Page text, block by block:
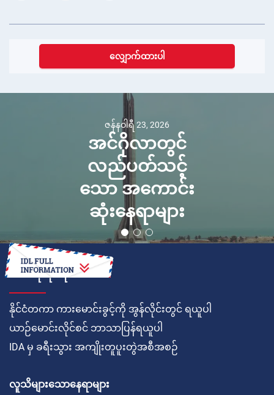
လျှောက်ထားပါ
ဇန်နဝါရီ 23, 2026
အင်ဂိုလာတွင်
လည်ပတ်သင့်
သော အကောင်း
ဆုံးနေရာများ
ဘယ်လိုလုပ်ရမလဲ
နိုင်ငံတကာ ကားမောင်းခွင့်ကို အွန်လိုင်းတွင် ရယူပါ
ယာဉ်မောင်းလိုင်စင် ဘာသာပြန်ရယူပါ
IDA မှ ခရီးသွား အကျိုးတူပူးတွဲအစီအစဉ်
လူသိများသောနေရာများ